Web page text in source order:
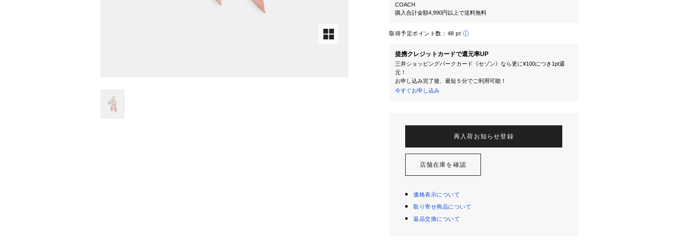
COACH
購入合計金額4,990円以上で送料無料
取得予定ポイント数： 48 pt
提携クレジットカードで還元率UP
三井ショッピングパークカード《セゾン》なら更に¥100につき1pt還
元！
お申し込み完了後、最短５分でご利用可能！
今すぐお申し込み
再入荷お知らせ登録
店舗在庫を確認
価格表示について
取り寄せ商品について
返品交換について